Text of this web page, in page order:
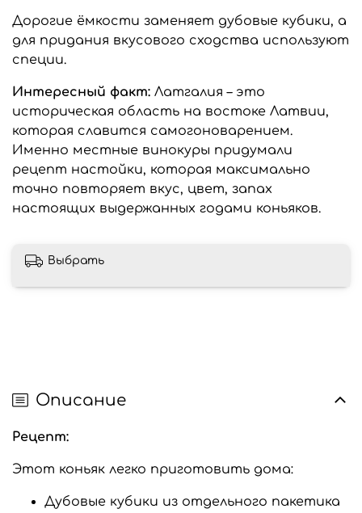
Дорогие ёмкости заменяет дубовые кубики, а
для придания вкусового сходства используют
специи.
Интересный факт: Латгалия – это
историческая область на востоке Латвии,
которая славится самогоноварением.
Именно местные винокуры придумали
рецепт настойки, которая максимально
точно повторяет вкус, цвет, запах
настоящих выдержанных годами коньяков.
Выбрать
Описание
Рецепт:
Этот коньяк легко приготовить дома:
Дубовые кубики из отдельного пакетика